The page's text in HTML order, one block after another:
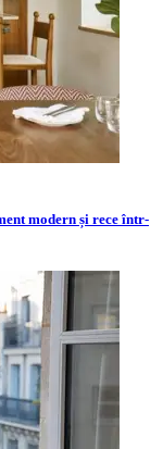
modern și rece într-